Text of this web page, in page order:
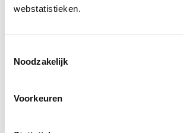
webstatistieken.
Noodzakelijk
Voorkeuren
Een wetenschappelijk onderzoek
leerlingen in het speciaal
Brainport-regio én mogelijke